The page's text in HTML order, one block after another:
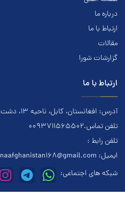
درباره ما
ارتباط با ما
مقالات
گزارشات شورا
ارتباط با ما
آدرس: افغانستان، کابل، ناحیه ۱۳، دشت برچی
تلفن تماس.0093711565502
تلفن رابط :
ایمیل: naafghanistan168@gmail.com
شبکه های اجتماعی: